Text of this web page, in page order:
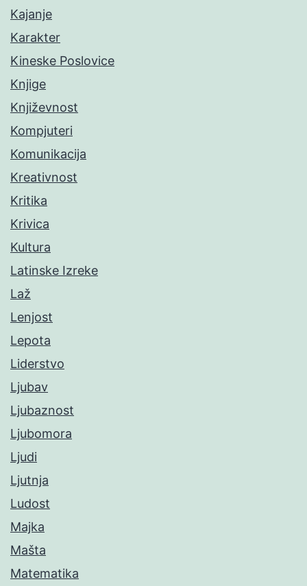
Kajanje
Karakter
Kineske Poslovice
Knjige
Književnost
Kompjuteri
Komunikacija
Kreativnost
Kritika
Krivica
Kultura
Latinske Izreke
Laž
Lenjost
Lepota
Liderstvo
Ljubav
Ljubaznost
Ljubomora
Ljudi
Ljutnja
Ludost
Majka
Mašta
Matematika